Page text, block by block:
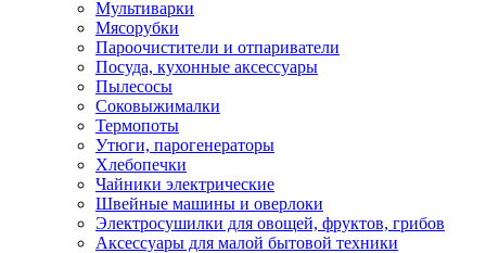
Мультиварки
Мясорубки
Пароочистители и отпариватели
Посуда, кухонные аксессуары
Пылесосы
Соковыжималки
Термопоты
Утюги, парогенераторы
Хлебопечки
Чайники электрические
Швейные машины и оверлоки
Электросушилки для овощей, фруктов, грибов
Аксессуары для малой бытовой техники